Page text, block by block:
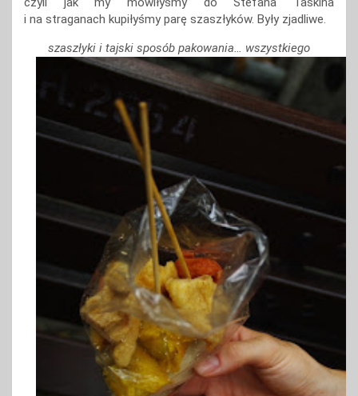
i na straganach kupiłyśmy parę szaszłyków. Były zjadliwe.
szaszłyki i tajski sposób pakowania… wszystkiego